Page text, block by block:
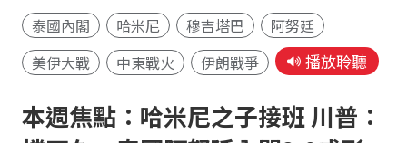
泰國內閣
哈米尼 穆吉塔巴
阿努廷
美伊大戰
中東戰火 伊朗戰爭 播放聆聽
本週焦點：哈米尼之子接班 川普：